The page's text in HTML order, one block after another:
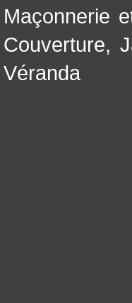
Maçonnerie
Couverture,
Véranda